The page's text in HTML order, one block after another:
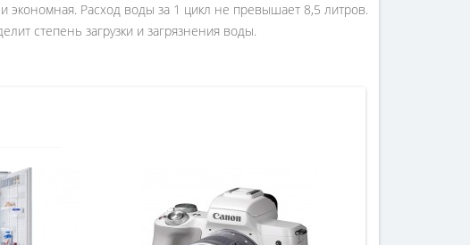
экономная. Расход воды за 1 цикл не превышает 8,5 литров.
степень загрузки и загрязнения воды.